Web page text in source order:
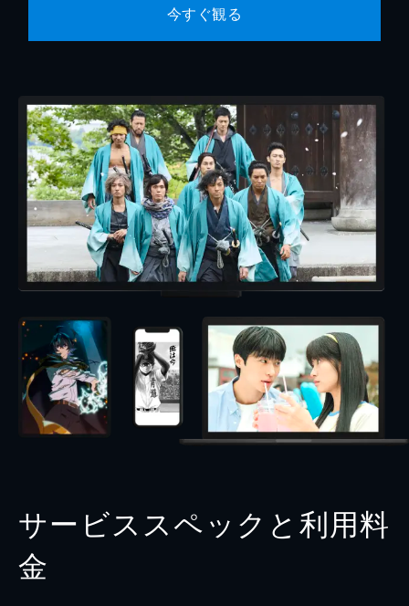
今すぐ観る
サービススペックと利用料
金